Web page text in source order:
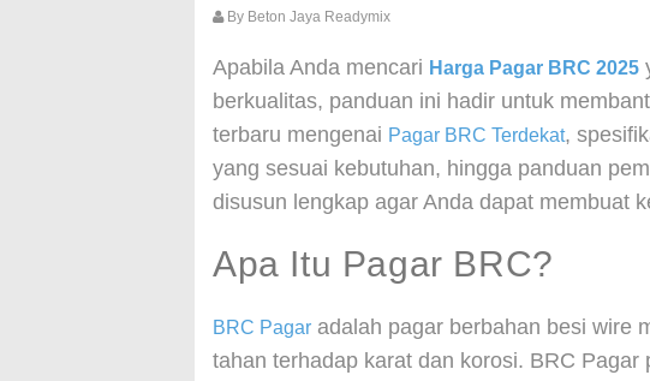
By Beton Jaya Readymix
Apabila Anda mencari Harga Pagar BRC 2025
berkualitas, panduan ini hadir untuk
terbaru mengenai Pagar BRC Terdekat,
yang sesuai kebutuhan, hingga panduan
disusun lengkap agar Anda dapat membuat
Apa Itu Pagar BRC?
BRC Pagar adalah pagar berbahan besi wire
tahan terhadap karat dan korosi. BRC Pagar